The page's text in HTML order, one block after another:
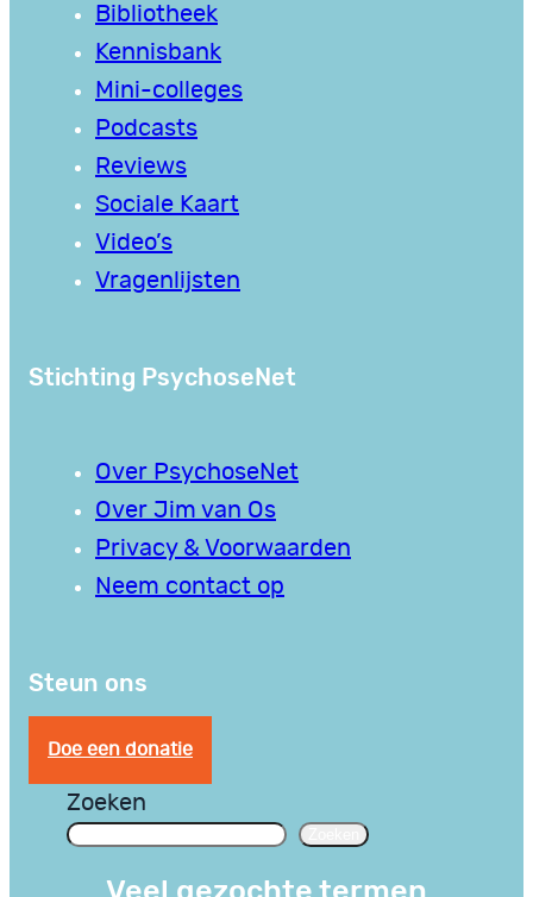
Bibliotheek
Kennisbank
Mini-colleges
Podcasts
Reviews
Sociale Kaart
Video’s
Vragenlijsten
Stichting PsychoseNet
Over PsychoseNet
Over Jim van Os
Privacy & Voorwaarden
Neem contact op
Steun ons
Doe een donatie
Zoeken